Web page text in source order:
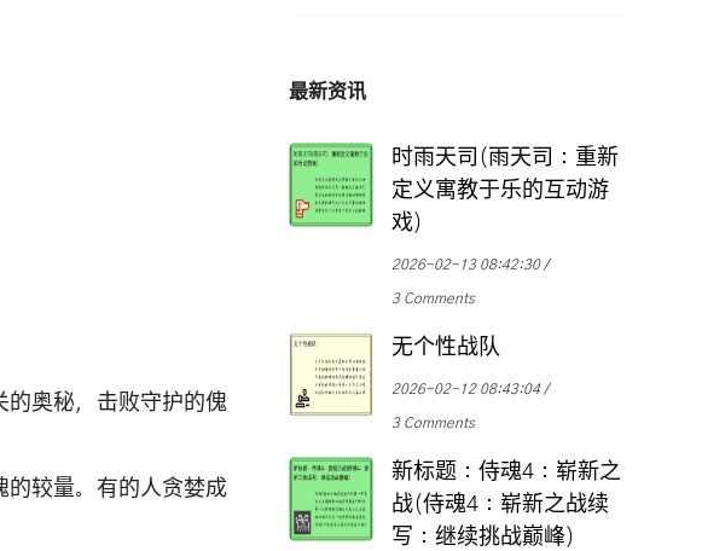
的奥秘，击败守护的傀
的较量。有的人贪婪成
最新资讯
时雨天司(雨天司：重新
定义寓教于乐的互动游
戏)
2026-02-13 08:42:30
3 Comments
无个性战队
2026-02-12 08:43:04
3 Comments
新标题：侍魂4：崭新之
战(侍魂4：崭新之战续
写：继续挑战巅峰)